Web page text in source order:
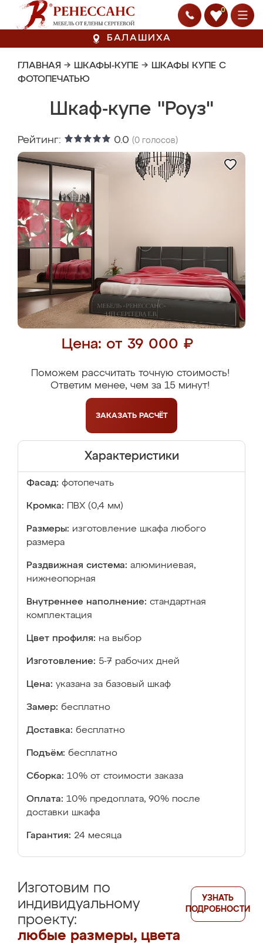
0
БАЛАШИХА
ГЛАВНАЯ → ШКАФЫ-КУПЕ → ШКАФЫ КУПЕ С
ФОТОПЕЧАТЬЮ
Шкаф-купе "Роуз"
Рейтинг: 0.0 (0 голосов)
Цена: от 39 000 ₽
Поможем рассчитать точную стоимость!
Ответим менее, чем за 15 минут!
ЗАКАЗАТЬ РАСЧЁТ
Характеристики
Фасад: фотопечать
Кромка: ПВХ (0,4 мм)
Размеры: изготовление шкафа любого
размера
Раздвижная система: алюминиевая,
нижнеопорная
Внутреннее наполнение: стандартная
комплектация
Цвет профиля: на выбор
Изготовление: 5-7 рабочих дней
Цена: указана за базовый шкаф
Замер: бесплатно
Доставка: бесплатно
Подъём: бесплатно
Сборка: 10% от стоимости заказа
Оплата: 10% предоплата, 90% после
доставки шкафа
Гарантия: 24 месяца
Изготовим по
индивидуальному
проекту:
любые размеры, цвета
УЗНАТЬ
ПОДРОБНОСТИ